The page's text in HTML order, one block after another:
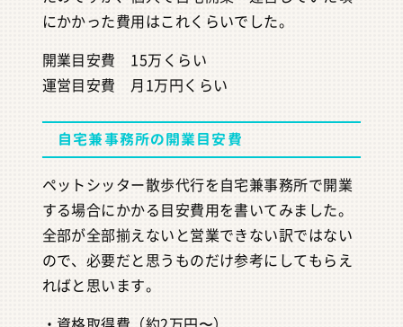
にかかった費用はこれくらいでした。
開業目安費 15万くらい
運営目安費 月1万円くらい
自宅兼事務所の開業目安費
ペットシッター散歩代行を自宅兼事務所で開業
する場合にかかる目安費用を書いてみました。
全部が全部揃えないと営業できない訳ではない
ので、必要だと思うものだけ参考にしてもらえ
ればと思います。